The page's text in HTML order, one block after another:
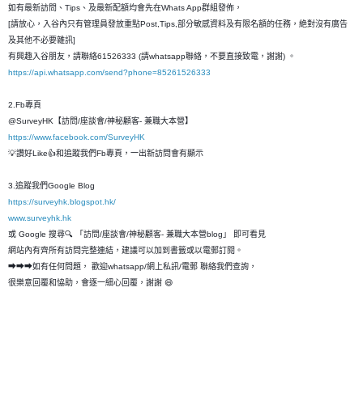
如有最新訪問、Tips、及最新配額均會先在Whats App群組發佈，
[請放心，入谷內只有管理員發放重點Post,Tips,部分敏感資料及有限名額的任務，絶對沒有廣告
及其他不必要雜訊]
有興趣入谷朋友，請聯絡61526333 (請whatsapp聯絡，不要直接致電，謝謝) 。
https://api.whatsapp.com/send?phone=85261526333
2.Fb專頁
@SurveyHK【訪問/座談會/神秘顧客- 兼職大本營】
https://www.facebook.com/SurveyHK
💡讚好Like👍和追蹤我們Fb專頁，一出新訪問會有顯示
3.追蹤我們Google Blog
https://surveyhk.blogspot.hk/
www.surveyhk.hk
或 Google 搜尋🔍 「訪問/座談會/神秘顧客- 兼職大本營blog」 即可看見
網站內有齊所有訪問完整連結，建議可以加到書籤或以電郵訂閱。
➡➡➡如有任何問題， 歡迎whatsapp/網上私訊/電郵 聯絡我們查詢，
很樂意回覆和恊助，會逐一細心回覆，謝謝 😄